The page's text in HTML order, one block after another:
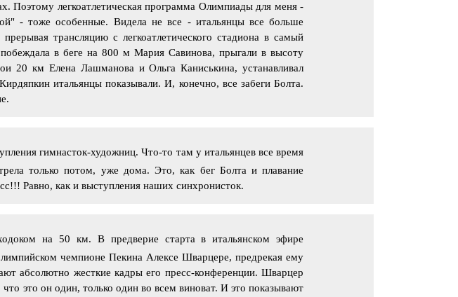
Поэтому легкоатлетическая программа Олимпиады для меня -
- тоже особенные. Видела не все - итальянцы все больше
трансляцию с легкоатлетического стадиона в самый
в беге на 800 м Мария Савинова, прыгали в высоту
20 км Елена Лашманова и Ольга Каниськина, устанавливал
итальянцы показывали. И, конечно, все забеги Болта.
гимнасток-художниц. Что-то там у итальянцев все время
только потом, уже дома. Это, как бег Болта и плавание
Равно, как и выступления наших синхронисток.
на 50 км. В предверие старта в итальянском эфире
чемпионе Пекина Алексе Шварцере, предрекая ему
абсолютно жесткие кадры его пресс-конференции. Шварцер
это он один, только один во всем виноват. И это показывают